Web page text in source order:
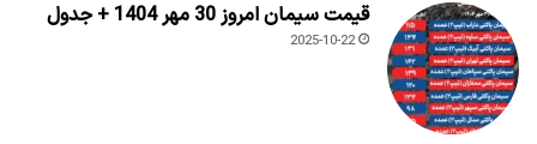
قیمت سیمان امروز 30 مهر 1404 + جدول
2025-10-22